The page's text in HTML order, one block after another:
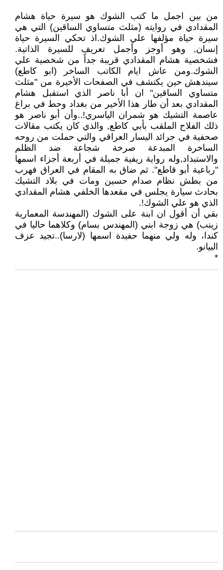
من بين اجمل ما كتب الشوك هو سيرة حياة هشام
المقدادي في روايته (مثلث متساوي الساقين) التي هي
سيرة حياة مؤلفها علي الشوك.اذ تحكي السيرة حياة
إنسان, وهو أوجز وأجمل تعريف للسيرة الذاتية.
فشخصية هشام المقدادي قريبة جداً من شخصية علي
الشوك.ومن عاش ايام الكاتب الساخر (ابو كاطع)
سيندهش حين يكتشف في الصفحات الأخيرة من "مثلث
متساوي الساقين" ان أبا ناصر الذي استقبل هشام
المقدادي بعد أن طار هذا الأخير من بغداد وحط في براغ
عاصمة التشيك هو شمران الياسري!..وأن أبو ناصر هو
ذلك الفلاح الملقب بأبي كاطع, والذي كان يكتب مقالات
صحفية في جرائد اليسار العراقي والتي حملت من روحه
الساخرة المبدعة صرخة شجاعة ضد الظلم
والاستبداد,وله رواية ريفية جميلة في أربعة أجزاء اسمها
"رباعية أبو قاطع". ثم ضاق به المقام في العراق فهرب
من بطش نظام صدام حسين ومات في بلاد التشيك
بحادث سيارة يجلس في مقعدها الخلفي هشام المقدادي
الذي هو علي الشوك!.
بقي أن أقول ان ابنة على الشوك (المهندسة المعمارية
زينب) هي زوجة ابني (المهندس بسام) وكلاهما حاليا في
كندا، وله ولي منهما حفيدة اسمها (لارسا)..تجيد عزف
البيانو.
*